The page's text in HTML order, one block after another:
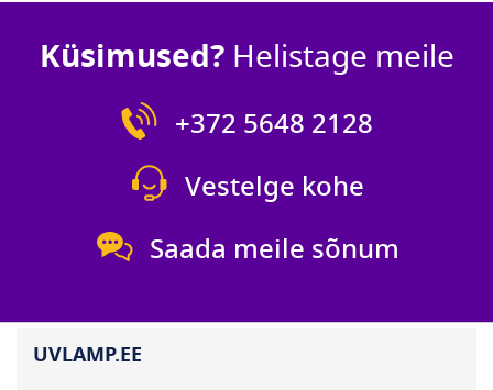
Küsimused?Helistage meile
+372 5648 2128
Vestelge kohe
Saada meile sõnum
UVLAMP.EE